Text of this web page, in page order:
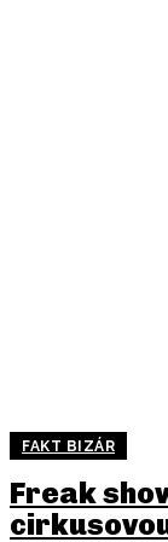
FAKT BIZÁR
Freak